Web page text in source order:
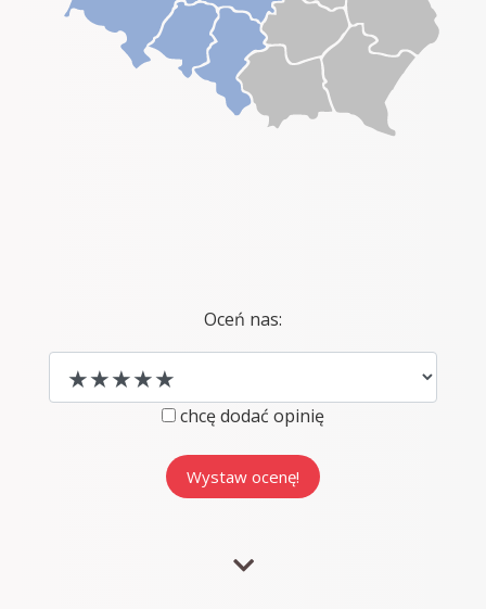
Oceń nas:
chcę dodać opinię